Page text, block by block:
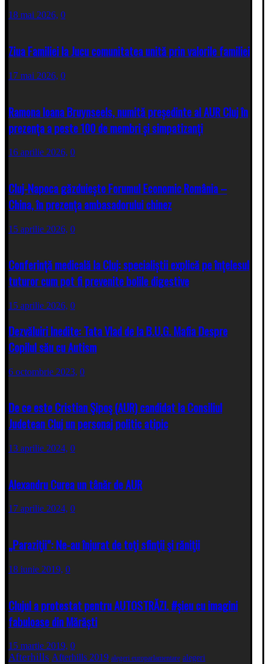
18 mai 2026, 0
Ziua Familiei la Jucu comunitatea unită prin valorile familiei
17 mai 2026, 0
Ramona Ioana Bruynseels, numită președinte al AUR Cluj în
prezența a peste 100 de membri și simpatizanți
16 aprilie 2026, 0
Cluj-Napoca găzduiește Forumul Economic România –
China, în prezența ambasadorului chinez
15 aprilie 2026, 0
Conferință medicală la Cluj: specialiștii explică pe înțelesul
tuturor cum pot fi prevenite bolile digestive
15 aprilie 2026, 0
Dezvăluiri Inedite: Tata Vlad de la B.U.G. Mafia Despre
Copilul său cu Autism
6 octombrie 2023, 0
De ce este Cristian Şipoş (AUR) candidat la Consiliul
Judetean Cluj un personaj politic atipic
13 aprilie 2024, 0
Alexandru Curea un tânăr de AUR
17 aprilie 2024, 0
„Paraziţii”: Ne-au înjurat de toţi sfinţii şi răniţii
18 iunie 2019, 0
Clujul a protestat pentru AUTOSTRĂZI. #șieu cu imagini
fabuloase din Mărăști
15 martie 2019, 0
Afterhills Afterhills 2019 alegeri europarlamentare alegeri